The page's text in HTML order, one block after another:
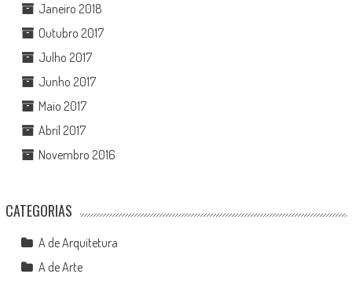
Janeiro 2018
Outubro 2017
Julho 2017
Junho 2017
Maio 2017
Abril 2017
Novembro 2016
CATEGORIAS
A de Arquitetura
A de Arte